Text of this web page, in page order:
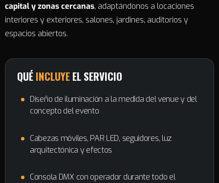
capital y zonas cercanas, adaptándonos a locaciones
interiores y exteriores, salones, jardines, auditorios y
espacios abiertos.
QUÉINCLUYEEL SERVICIO
Diseño de iluminación a la medida del venue y del
concepto del evento
Cabezas móviles, PAR LED, seguidores, luz
arquitectónica y efectos
Consola DMX con operador durante todo el